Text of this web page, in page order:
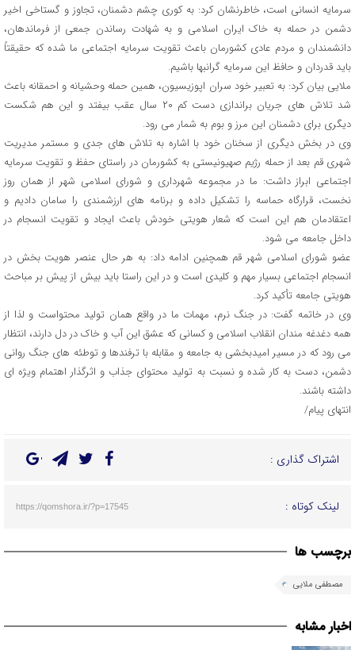
سرمایه انسانی است، خاطرنشان کرد: به کوری چشم دشمنان، تجاوز و گستاخی اخیر
دشمن در حمله به خاک ایران اسلامی و به شهادت رساندن جمعی از فرماندهان،
دانشمندان و مردم عادی کشورمان باعث تقویت سرمایه اجتماعی ما شده که حقیقتاً
باید قدردان و حافظ این سرمایه گرانبها باشیم.
ملایی بیان کرد: به تعبیر خود سران اپوزیسیون، همین حمله وحشیانه و احمقانه باعث
شد تلاش های جریان براندازی دست کم ۲۰ سال عقب بیفتد و این هم شکست
دیگری برای دشمنان این مرز و بوم به شمار می رود.
وی در بخش دیگری از سخنان خود با اشاره به تلاش های جدی و مستمر مدیریت
شهری قم بعد از حمله رژیم صهیونیستی به کشورمان در راستای حفظ و تقویت سرمایه
اجتماعی ابراز داشت: ما در مجموعه شهرداری و شورای اسلامی شهر از همان روز
نخست، قرارگاه حماسه را تشکیل داده و برنامه های ارزشمندی را سامان دادیم و
اعتقادمان هم این است که شعار هویتی خودش باعث ایجاد و تقویت انسجام در
داخل جامعه می شود.
عضو شورای اسلامی شهر قم همچنین ادامه داد: به هر حال عنصر هویت بخش در
انسجام اجتماعی بسیار مهم و کلیدی است و در این راستا باید بیش از پیش بر مباحث
هویتی جامعه تأکید کرد.
وی در خاتمه گفت: در جنگ نرم، مهمات ما در واقع همان تولید محتواست و لذا از
همه دغدغه مندان انقلاب اسلامی و کسانی که عشق این آب و خاک در دل دارند، انتظار
می رود که در مسیر امیدبخشی به جامعه و مقابله با ترفندها و توطئه های جنگ روانی
دشمن، دست به کار شده و نسبت به تولید محتوای جذاب و اثرگذار اهتمام ویژه ای
داشته باشند.
انتهای پیام/
اشتراک گذاری :
لینک کوتاه : https://qomshora.ir/?p=17545
برچسب ها
مصطفی ملایی
اخبار مشابه